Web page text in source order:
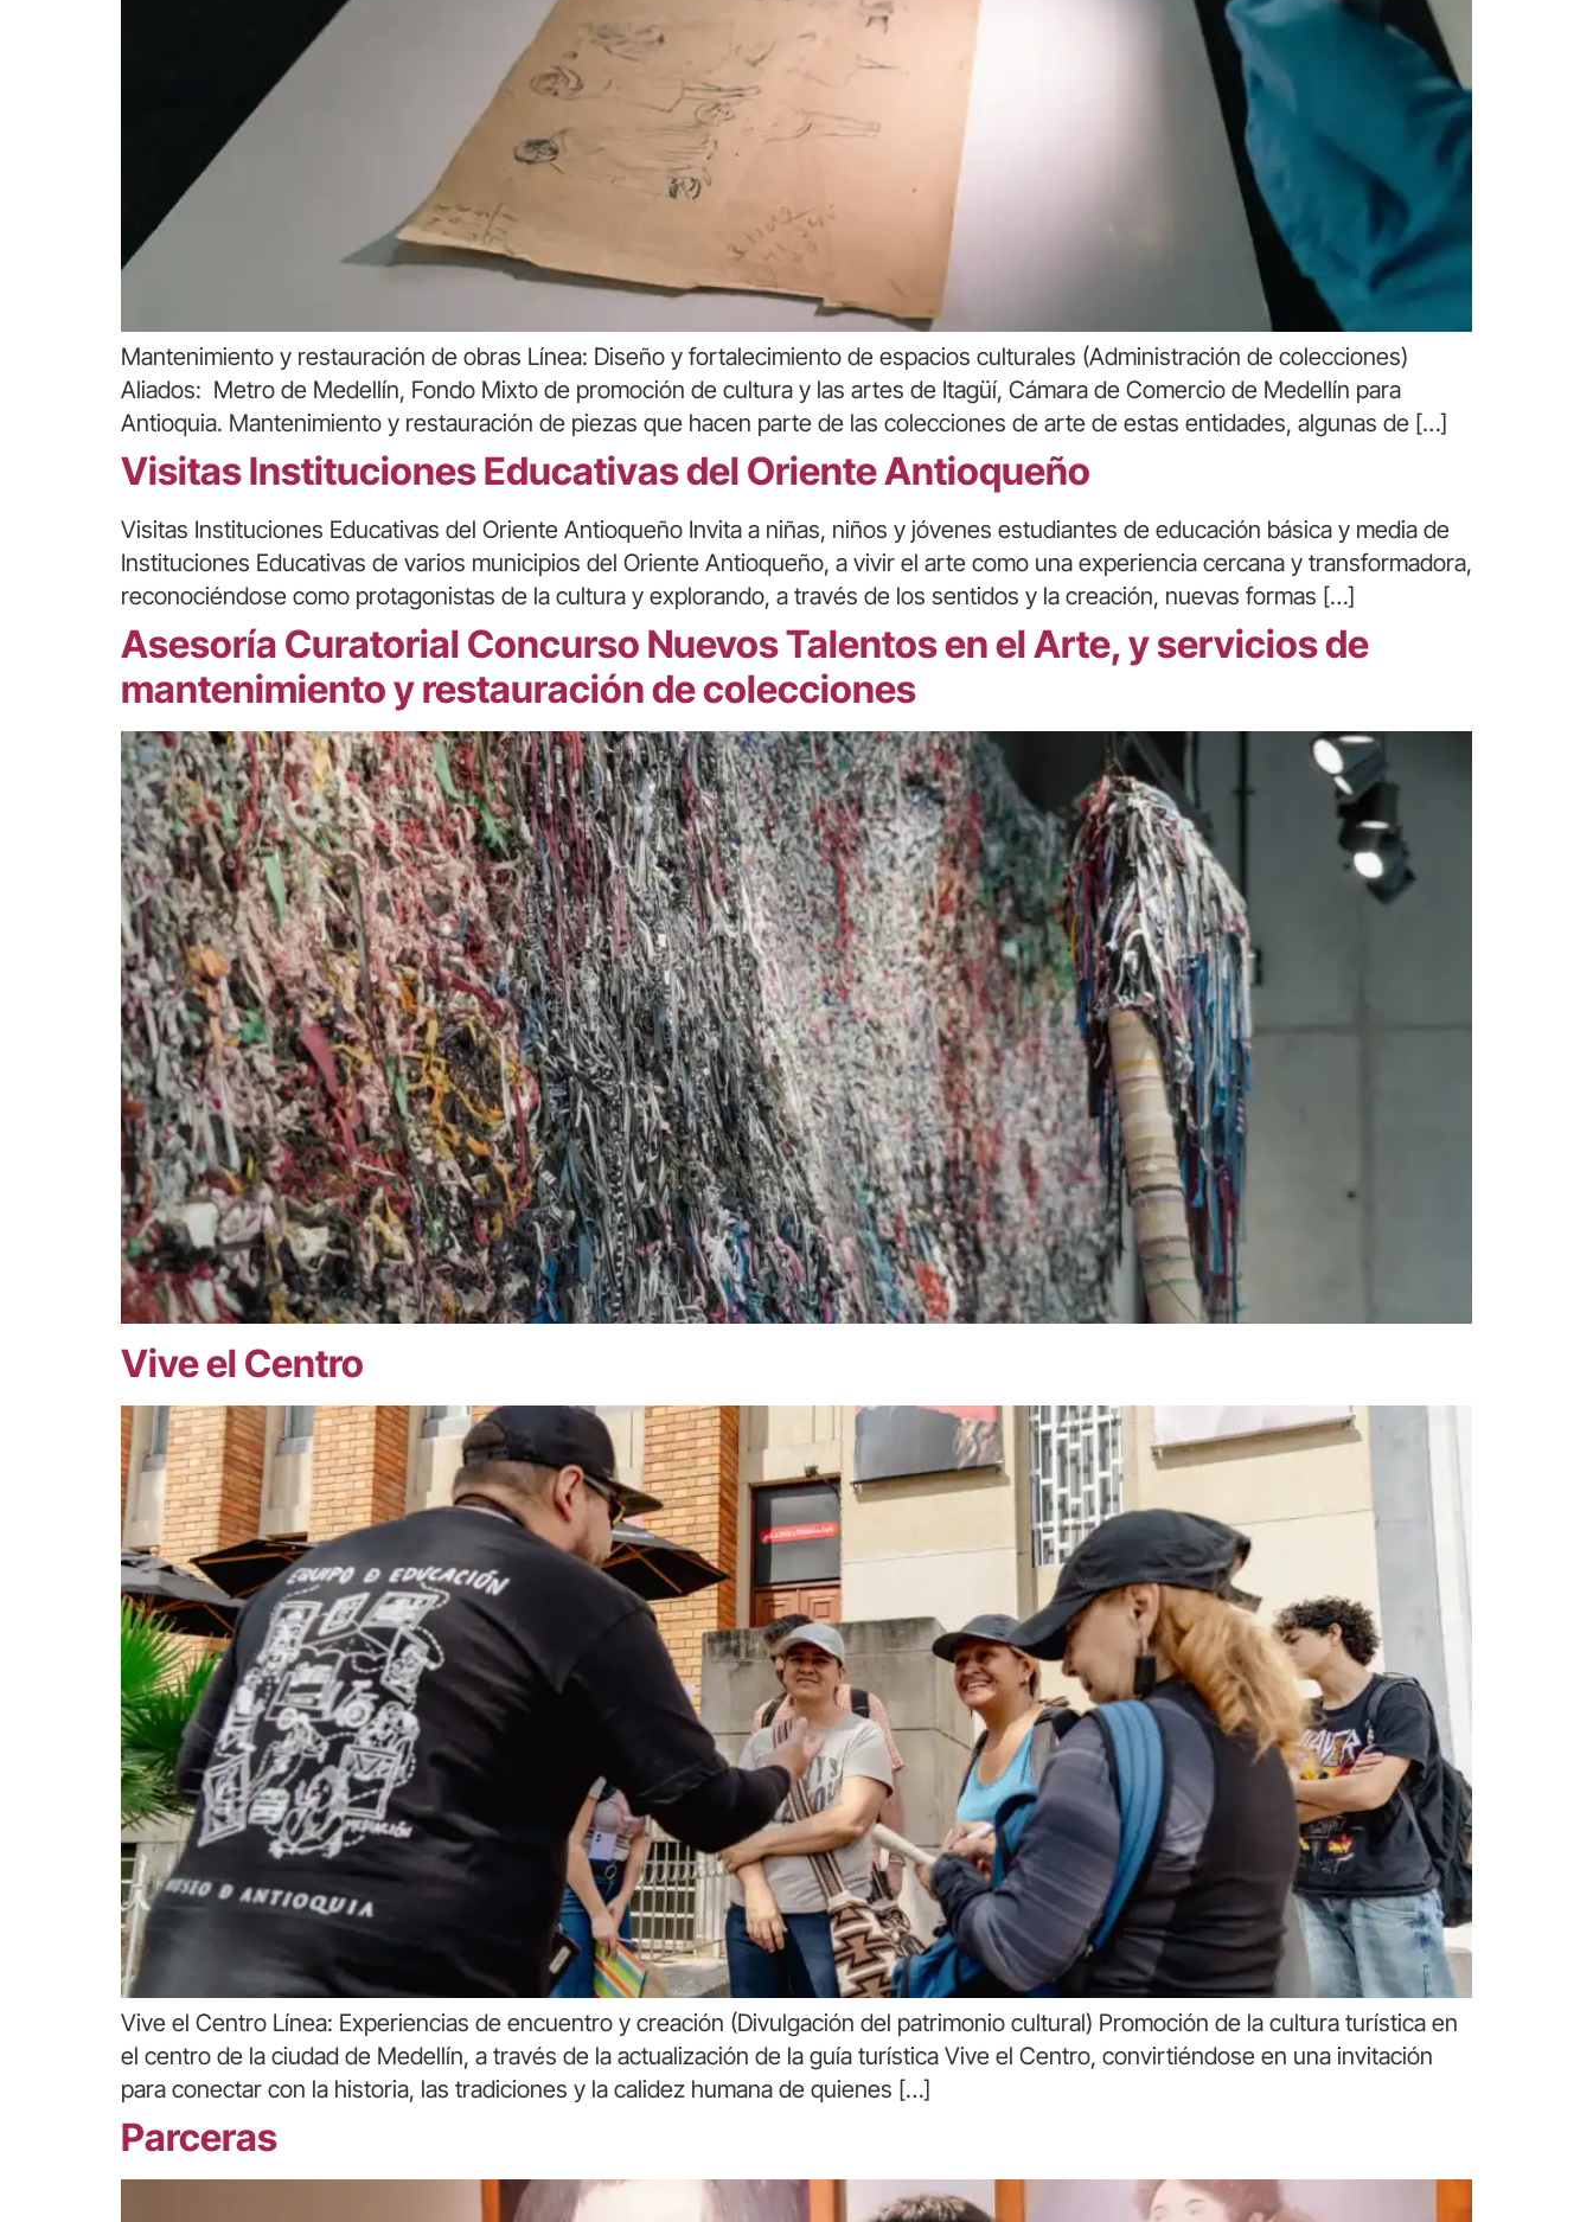
Mantenimiento y restauración de obras Línea: Diseño y fortalecimiento de espacios culturales (Administración de colecciones)
Aliados: Metro de Medellín, Fondo Mixto de promoción de cultura y las artes de Itagüí, Cámara de Comercio de Medellín para
Antioquia. Mantenimiento y restauración de piezas que hacen parte de las colecciones de arte de estas entidades, algunas de […]
Visitas Instituciones Educativas del Oriente Antioqueño
Visitas Instituciones Educativas del Oriente Antioqueño Invita a niñas, niños y jóvenes estudiantes de educación básica y media de
Instituciones Educativas de varios municipios del Oriente Antioqueño, a vivir el arte como una experiencia cercana y transformadora,
reconociéndose como protagonistas de la cultura y explorando, a través de los sentidos y la creación, nuevas formas […]
Asesoría Curatorial Concurso Nuevos Talentos en el Arte, y servicios de
mantenimiento y restauración de colecciones
Vive el Centro
Vive el Centro Línea: Experiencias de encuentro y creación (Divulgación del patrimonio cultural) Promoción de la cultura turística en
el centro de la ciudad de Medellín, a través de la actualización de la guía turística Vive el Centro, convirtiéndose en una invitación
para conectar con la historia, las tradiciones y la calidez humana de quienes […]
Parceras